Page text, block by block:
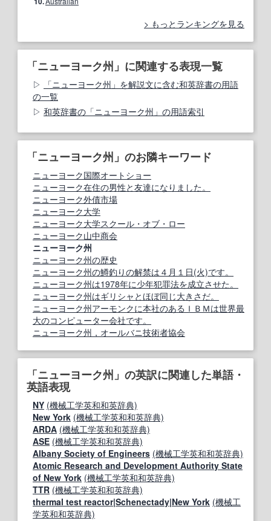
もっとランキングを見る
「ニューヨーク州」に関連する表現一覧
「ニューヨーク州」を解説文に含む和英辞書の用語
の一覧
和英辞書の「ニューヨーク州」の用語索引
「ニューヨーク州」のお隣キーワード
ニューヨーク国際オートショー
ニューヨーク在住の男性と友達になりました。
ニューヨーク外債市場
ニューヨーク大学
ニューヨーク大学スクール・オブ・ロー
ニューヨーク山中商会
ニューヨーク州
ニューヨーク州の歴史
ニューヨーク州の鱒釣りの解禁は４月１日(火)です。
ニューヨーク州は1978年に少年犯罪法を成立させた。
ニューヨーク州はギリシャとほぼ同じ大きさだ。
ニューヨーク州アーモンクに本社のあるＩＢＭは世界最
大のコンピューター会社です。
ニューヨーク州，オールバニ技術者協会
「ニューヨーク州」の英訳に関連した単語・
英語表現
NY (機械工学英和和英辞典)
New York (機械工学英和和英辞典)
ARDA (機械工学英和和英辞典)
ASE (機械工学英和和英辞典)
Albany Society of Engineers (機械工学英和和英辞典)
Atomic Research and Development Authority State
of New York (機械工学英和和英辞典)
TTR (機械工学英和和英辞典)
thermal test reactor|Schenectady|New York (機械工
学英和和英辞典)